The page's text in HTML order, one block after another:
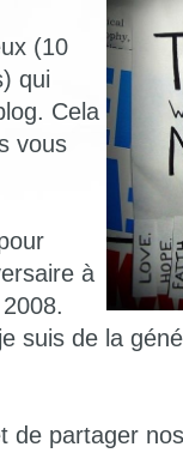
(10
qui
Cela
vous
à
suis de la
de partager